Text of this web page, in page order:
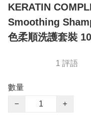
KERATIN
Smoothing
色柔順洗護套裝
1 評語
數量
−
+